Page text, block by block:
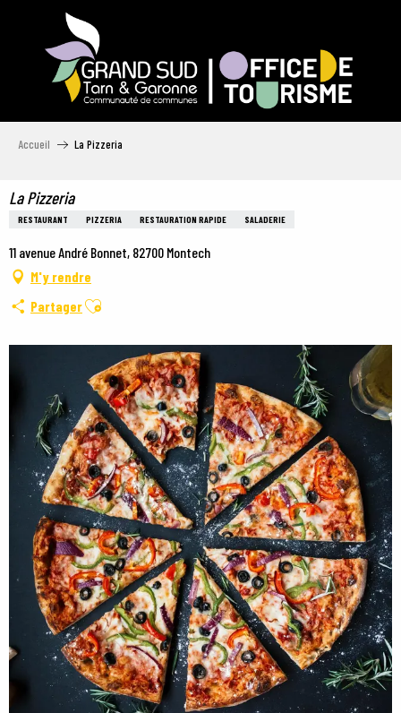
Accueil La Pizzeria
La Pizzeria
RESTAURANT PIZZERIA RESTAURATION RAPIDE SALADERIE
11 avenue André Bonnet, 82700 Montech
M'y rendre
PartagerAjouter aux favoris